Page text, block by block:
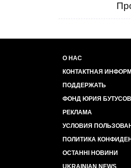
О НАС
КОНТАКТНАЯ
ПОДДЕРЖАТЬ
ФОНД ЮРИЯ
РЕКЛАМА
УСЛОВИЯ
ПОЛИТИКА
ОСТАННІ НОВИНИ
UKRAINIAN NEWS